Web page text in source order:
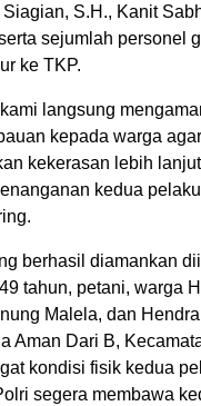
Siagian, S.H., Kanit
sejumlah personel
ke TKP.
langsung
kepada warga
kekerasan lebih
kedua
berhasil diamankan
tahun, petani, warga
Malela, dan
Aman Dari B,
kondisi fisik kedua
segera membawa